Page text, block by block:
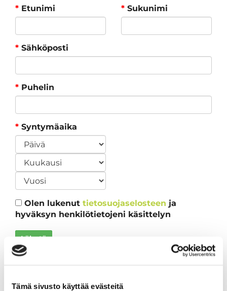
Tämä sivusto käyttää evästeitä
* Etunimi * Sukunimi
* Sähköposti
* Puhelin
* Syntymäaika
Olen lukenut tietosuojaselosteen ja
hyväksyn henkilötietojeni käsittelyn
Lähetä